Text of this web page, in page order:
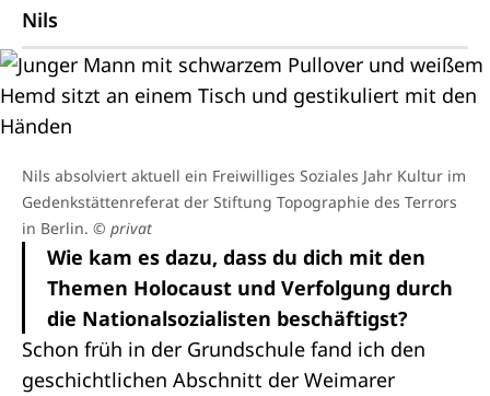
Nils
Nils absolviert aktuell ein Freiwilliges Soziales Jahr Kultur im
Gedenkstättenreferat der Stiftung Topographie des Terrors
in Berlin. © privat
Wie kam es dazu, dass du dich mit den
Themen Holocaust und Verfolgung durch
die Nationalsozialisten beschäftigst?
Schon früh in der Grundschule fand ich den
geschichtlichen Abschnitt der Weimarer